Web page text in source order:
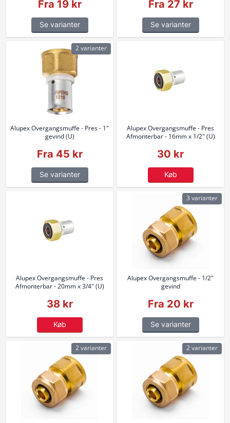
Fra 19 kr
Se varianter
Fra 27 kr
Se varianter
Alupex Overgangsmuffe - Pres - 1"
gevind (U)
Fra 45 kr
Se varianter
2 varianter
Alupex Overgangsmuffe - Pres
Afmonterbar - 16mm x 1/2" (U)
30 kr
Køb
Alupex Overgangsmuffe - Pres
Afmonterbar - 20mm x 3/4" (U)
38 kr
Køb
Alupex Overgangsmuffe - 1/2"
gevind
Fra 20 kr
Se varianter
3 varianter
2 varianter 2 varianter